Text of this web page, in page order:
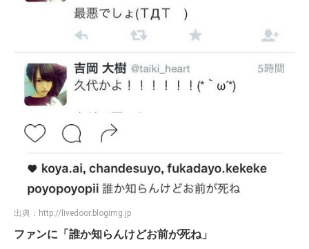
出典： http://livedoor.blogimg.jp
ファンに「誰か知らんけどお前が死ね」